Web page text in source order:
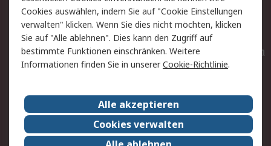
AGB
Datenschutz
Cookie-Richtlinie
Zahlungsbedingungen
Copyright/Impressum
Entsorgung
Elektrogeräte/Batterien
RS weltweit
Karriere bei RS
Nachhaltigkeit
Qualität/Umwelt/ZertifikatePresse-Center
Cookies auswählen, indem Sie auf "Cookie Einstellungen
verwalten" klicken. Wenn Sie dies nicht möchten, klicken
Sie auf "Alle ablehnen". Dies kann den Zugriff auf
bestimmte Funktionen einschränken. Weitere
Informationen finden Sie in unsererCookie-Richtlinie.
Alle akzeptieren
Cookies verwalten